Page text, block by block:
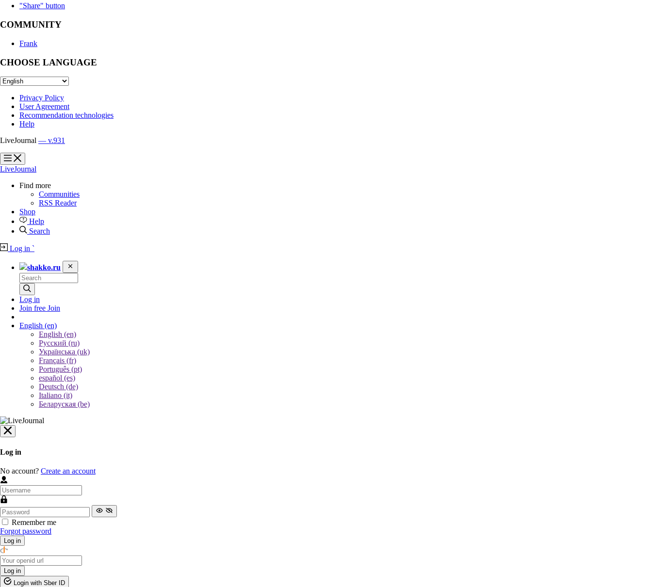
"Share" button
COMMUNITY
Frank
CHOOSE LANGUAGE
Privacy Policy
User Agreement
Recommendation technologies
Help
LiveJournal — v.931
?
?
LiveJournal
Find more
Communities
RSS Reader
Shop
Help
Search
Log in `
shakko.ru
Log in
Join free Join
English (en)
English (en)
Русский (ru)
Українська (uk)
Français (fr)
Português (pt)
español (es)
Deutsch (de)
Italiano (it)
Беларуская (be)
Log in
No account? Create an account
Remember me
Forgot password
Log in
Log in
Login with Sber ID